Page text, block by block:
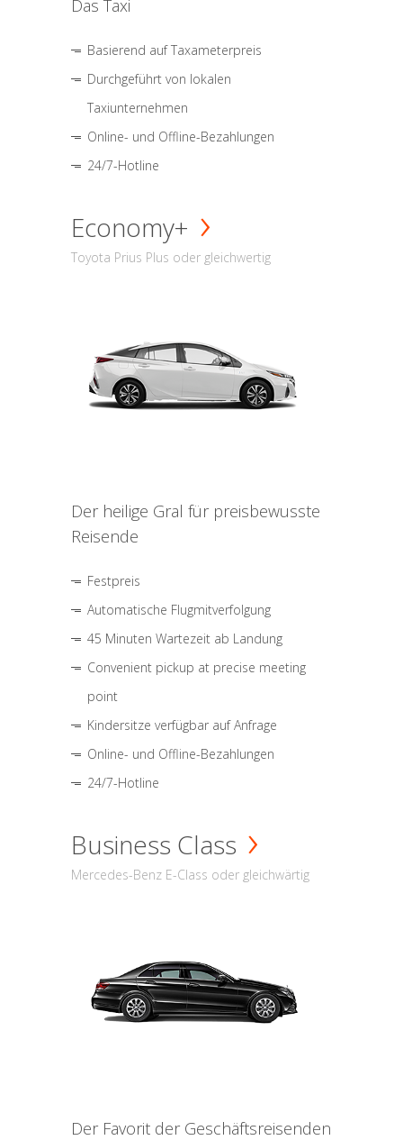
Das Taxi
Basierend auf Taxameterpreis
Durchgeführt von lokalen
Taxiunternehmen
Online- und Offline-Bezahlungen
24/7-Hotline
Economy+
Toyota Prius Plus oder gleichwertig
Der heilige Gral für preisbewusste
Reisende
Festpreis
Automatische Flugmitverfolgung
45 Minuten Wartezeit ab Landung
Convenient pickup at precise meeting
point
Kindersitze verfügbar auf Anfrage
Online- und Offline-Bezahlungen
24/7-Hotline
Business Class
Mercedes-Benz E-Class oder gleichwärtig
Der Favorit der Geschäftsreisenden